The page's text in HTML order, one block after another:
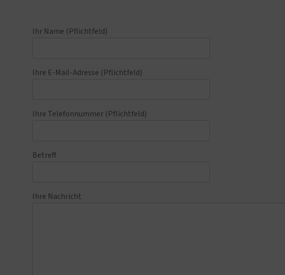
Ihr Name (Pflichtfeld)
Ihre E-Mail-Adresse (Pflichtfeld)
Ihre Telefonnummer (Pflichtfeld)
Betreff
Ihre Nachricht